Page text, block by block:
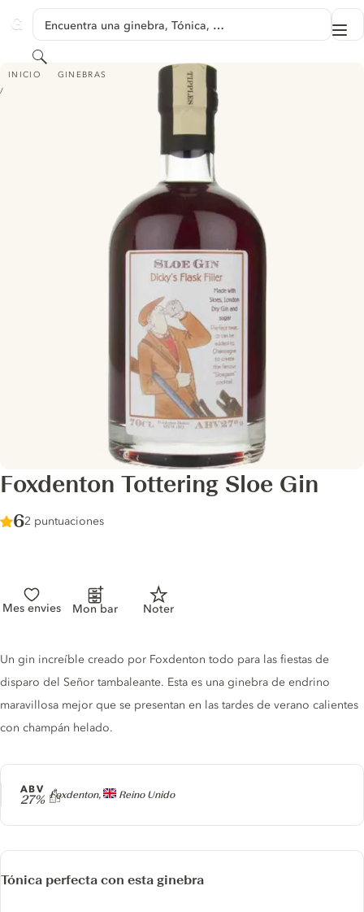
GINVENTORY
Encuentra una ginebra, Tónica, …
Buscar
INICIO GINEBRAS
FOXDENTON TOTTERING SLOE GIN
Foxdenton Tottering Sloe Gin
Score :
6/ 10
2 puntuaciones
Mes envies Mon bar Noter
Producer
Foxdenton, Reino Unido
ABV
27%
Gin description
Un gin increíble creado por Foxdenton todo para las fiestas de
disparo del Señor tambaleante. Esta es una ginebra de endrino
maravillosa mejor que se presentan en las tardes de verano calientes
con champán helado.
Tónica perfecta con esta ginebra